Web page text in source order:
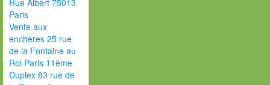
Rue Albert 75013
Paris
Vente aux
enchères 25 rue
de la Fontaine au
Roi Paris 11ème
Duplex 83 rue de